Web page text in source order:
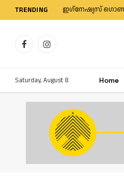
TRENDING
FacebookInstagram
Saturday, August 8 Home